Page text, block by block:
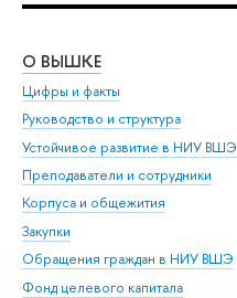
О ВЫШКЕ
Цифры и факты
Руководство и структура
Устойчивое развитие в НИУ ВШЭ
Преподаватели и сотрудники
Корпуса и общежития
Закупки
Обращения граждан в НИУ ВШЭ
Фонд целевого капитала